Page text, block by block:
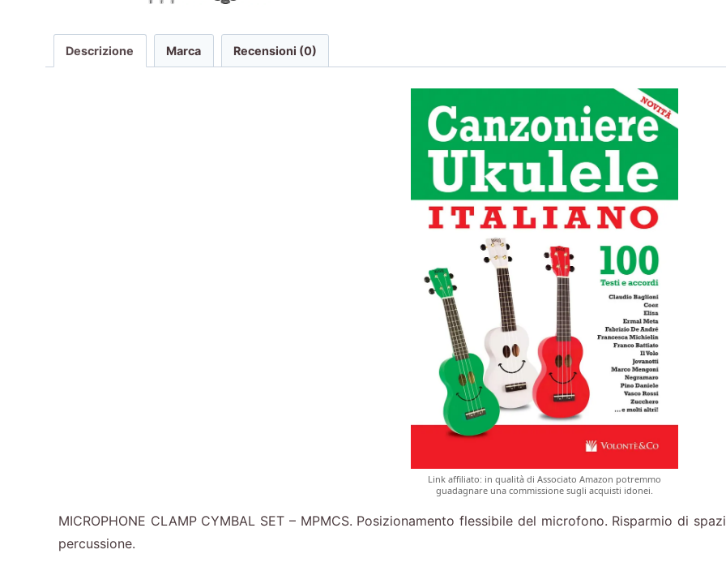
Descrizione Marca Recensioni (0)
Link affiliato: in qualità di Associato Amazon potremmo
guadagnare una commissione sugli acquisti idonei.
MICROPHONE CLAMP CYMBAL SET – MPMCS. Posizionamento flessibile del microfono. Risparmio di
percussione.